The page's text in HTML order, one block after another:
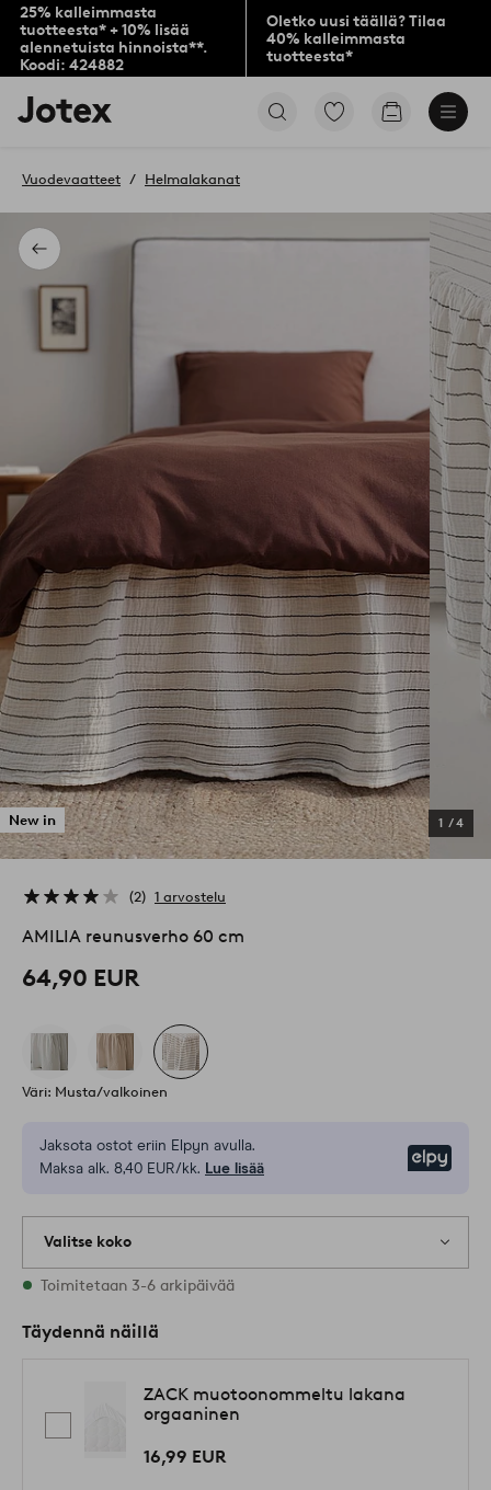
25% kalleimmasta
tuotteesta* + 10% lisää
alennetuista hinnoista**.
Koodi: 424882
Oletko uusi täällä? Tilaa
40% kalleimmasta
tuotteesta*
Jotex-
logo
aloitussivulle
Siirry
Siirry
Takaisin
Vuodevaatteet Helmalakanat
New in 1 /4
2 1 arvostelu
AMILIA reunusverho 60 cm
64,90 EUR
Väri: Musta/valkoinen
Jaksota ostot eriin Elpyn avulla.
Maksa alk. 8,40 EUR/kk. Lue lisää
Valitse koko
Varastossa on kaikkia kokoja
Toimitetaan 3-6 arkipäivää
Täydennä näillä
ZACK muotoonommeltu lakana
orgaaninen
16,99 EUR